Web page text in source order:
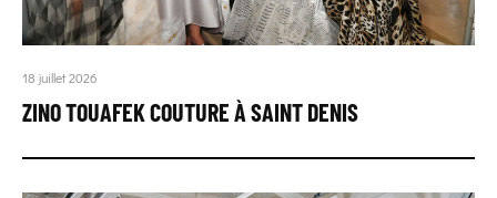
18 juillet 2026
ZINO TOUAFEK COUTURE À SAINT DENIS